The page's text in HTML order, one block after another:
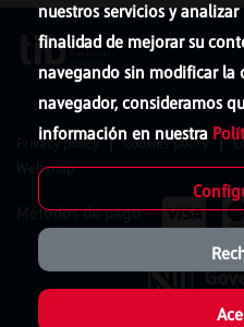
nuestros servicios y
finalidad de mejorar su
navegando sin modificar la
navegador, consideramos
información en nuestra
Privacy policy Cookies policy
Web map
Métodos de pago: